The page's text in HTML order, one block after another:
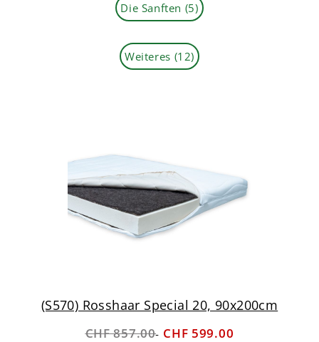
Die Sanften (5)
Weiteres (12)
(S570) Rosshaar Special 20, 90x200cm
CHF 857.00 CHF 599.00